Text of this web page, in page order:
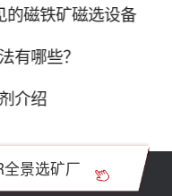
的磁铁矿磁选设备
有哪些？
介绍
景选矿厂